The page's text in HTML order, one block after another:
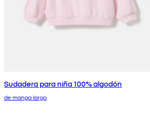
Sudadera para niña 100% algodón
de manga larga